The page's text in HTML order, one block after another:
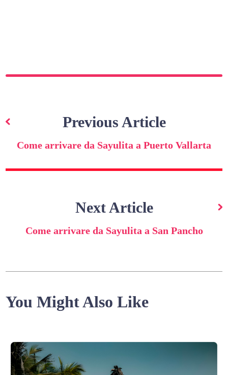
articoli
Previous Article
Come arrivare da Sayulita a Puerto Vallarta
Next Article
Come arrivare da Sayulita a San Pancho
You Might Also Like